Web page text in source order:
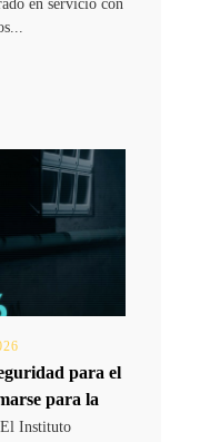
en servicio con
para el
para la
El Instituto